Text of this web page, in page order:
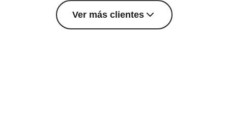
Ver más clientes